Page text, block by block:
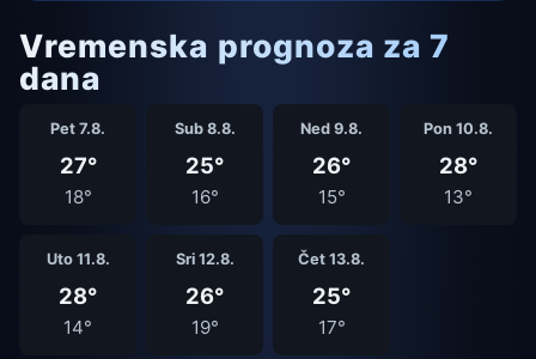
Vremenska prognoza za 7
dana
Pet 7.8.
27°
18°
Sub 8.8.
25°
16°
Ned 9.8.
26°
15°
Pon 10.8.
28°
13°
Uto 11.8.
28°
14°
Sri 12.8.
26°
19°
Čet 13.8.
25°
17°